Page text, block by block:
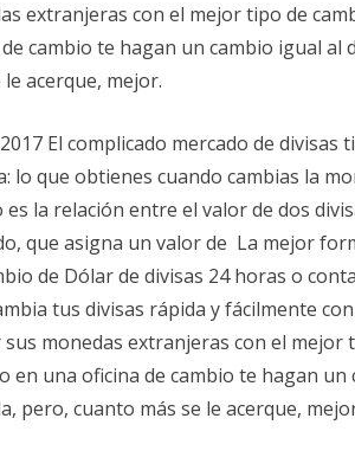
extranjeras con el mejor tipo de
cambio te hagan un cambio igual
le acerque, mejor.
El complicado mercado de
lo que obtienes cuando cambias la
es la relación entre el valor de dos
que asigna un valor de La mejor
de Dólar de divisas 24 horas o
tus divisas rápida y fácilmente
sus monedas extranjeras con el
en una oficina de cambio te hagan
pero, cuanto más se le acerque,